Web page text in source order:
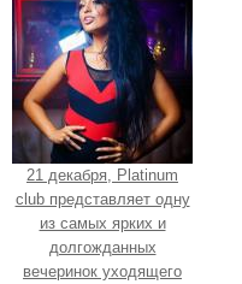
21 декабря, Platinum
club представляет одну
из самых ярких и
долгожданных
вечеринок уходящего